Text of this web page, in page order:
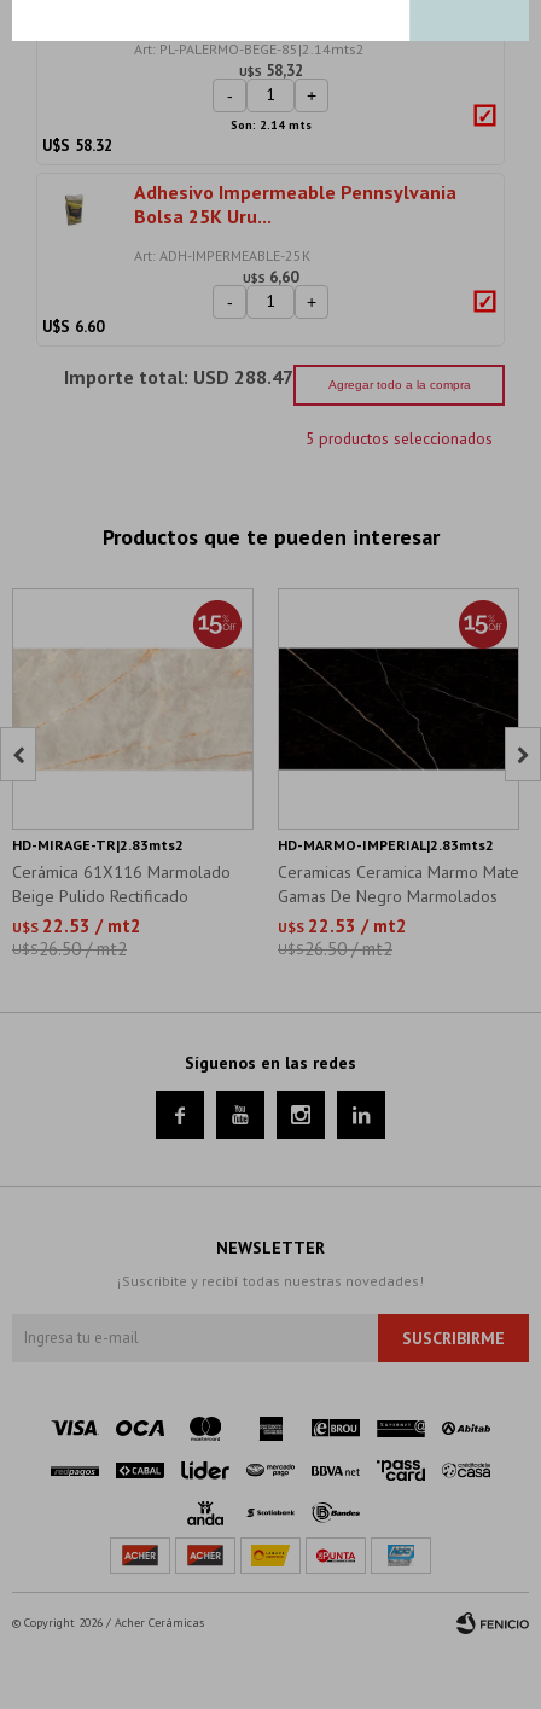
Art: PL-PALERMO-BEGE-85|2.14mts2
U$S 58,32
- +
Son: 2.14 mts
U$S 58.32
Adhesivo Impermeable Pennsylvania
Bolsa 25K Uru...
Art: ADH-IMPERMEABLE-25K
U$S 6,60
- +
U$S 6.60
Importe total: USD 288.47 Agregar todo a la compra
5 productos seleccionados
Productos que te pueden interesar
Cerámica 61X116 Marmolado
Beige Pulido Rectificado
U$S 22.53 / mt2
U$S26.50 / mt2
HD-MIRAGE-TR|2.83mts2
Ceramicas Ceramica Marmo Mate
Gamas De Negro Marmolados
U$S 22.53 / mt2
U$S26.50 / mt2
HD-MARMO-IMPERIAL|2.83mts2
 
Síguenos en las redes
   
NEWSLETTER
¡Suscribite y recibí todas nuestras novedades!
SUSCRIBIRME
© Copyright 2026 / Acher Cerámicas